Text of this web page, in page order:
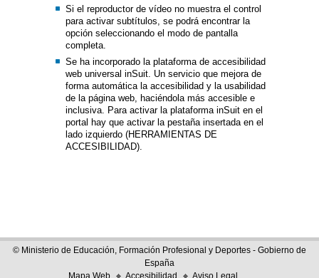
Si el reproductor de vídeo no muestra el control
para activar subtítulos, se podrá encontrar la
opción seleccionando el modo de pantalla
completa.
Se ha incorporado la plataforma de accesibilidad
web universal inSuit. Un servicio que mejora de
forma automática la accesibilidad y la usabilidad
de la página web, haciéndola más accesible e
inclusiva. Para activar la plataforma inSuit en el
portal hay que activar la pestaña insertada en el
lado izquierdo (HERRAMIENTAS DE
ACCESIBILIDAD).
© Ministerio de Educación, Formación Profesional y Deportes - Gobierno de
España
Mapa Web
Accesibilidad Aviso Legal